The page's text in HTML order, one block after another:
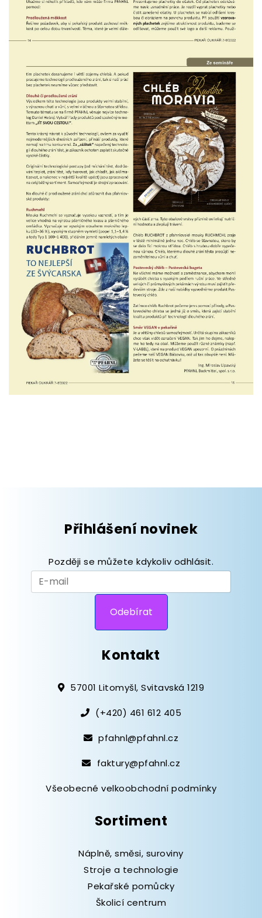
Přihlášení novinek
Později se můžete kdykoliv odhlásit.
Kontakt
57001 Litomyšl, Svitavská 1219
(+420) 461 612 405
pfahnl@pfahnl.cz
faktury@pfahnl.cz
Všeobecné velkoobchodní podmínky
Sortiment
Náplně, směsi, suroviny
Stroje a technologie
Pekařské pomůcky
Školicí centrum